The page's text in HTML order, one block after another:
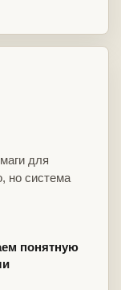
для
но система
понятную